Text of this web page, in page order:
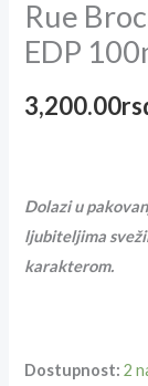
Rue
EDP
3,200.00
Dolazi u
ljubiteljima
karakterom.
Dostupnost: 2